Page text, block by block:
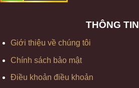
THÔNG TIN
Giới thiệu về chúng tôi
Chính sách bảo mật
Điều khoản điều khoản